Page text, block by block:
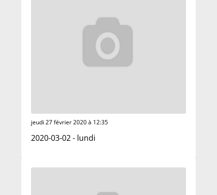
jeudi 27 février 2020 à 12:35
2020-03-02 - lundi